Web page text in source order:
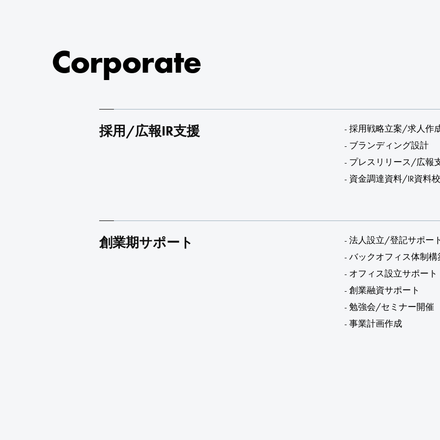
Corporate
採用/広報IR支援
- 採用戦略立案/求人作
- ブランディング設計
- プレスリリース/広報
- 資金調達資料/IR資料
創業期サポート
- 法人設立/登記サポー
- バックオフィス体制構
- オフィス設立サポート
- 創業融資サポート
- 勉強会/セミナー開催
- 事業計画作成